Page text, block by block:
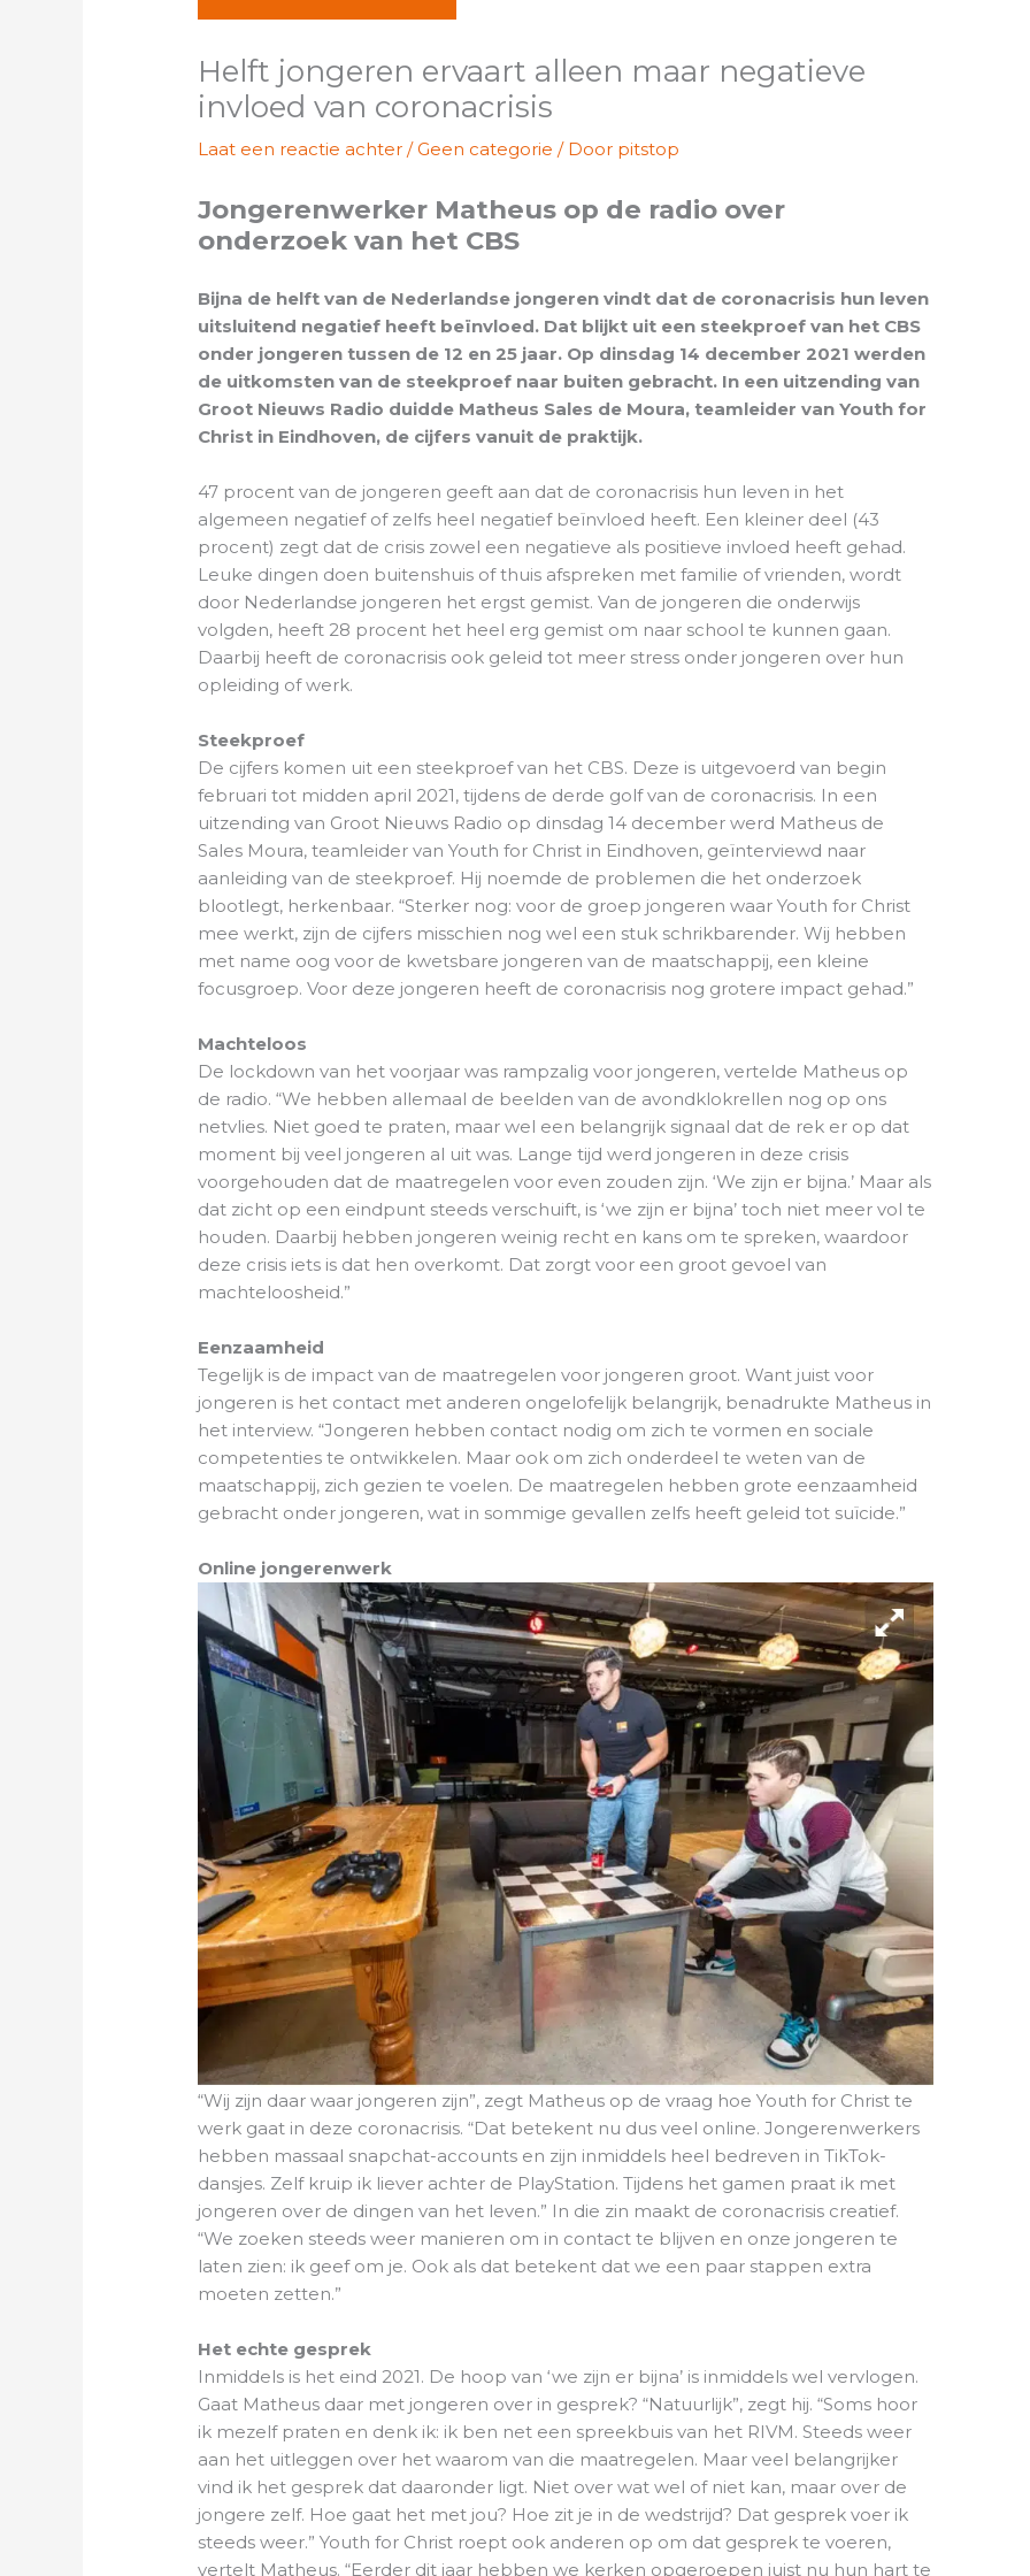
Helft jongeren ervaart alleen maar negatieve
invloed van coronacrisis
Laat een reactie achter /Geen categorie / Door pitstop
Jongerenwerker Matheus op de radio over
onderzoek van het CBS
Bijna de helft van de Nederlandse jongeren vindt dat de coronacrisis hun leven
uitsluitend negatief heeft beïnvloed. Dat blijkt uit een steekproef van het CBS
onder jongeren tussen de 12 en 25 jaar. Op dinsdag 14 december 2021 werden
de uitkomsten van de steekproef naar buiten gebracht. In een uitzending van
Groot Nieuws Radio duidde Matheus Sales de Moura, teamleider van Youth for
Christ in Eindhoven, de cijfers vanuit de praktijk.
47 procent van de jongeren geeft aan dat de coronacrisis hun leven in het
algemeen negatief of zelfs heel negatief beïnvloed heeft. Een kleiner deel (43
procent) zegt dat de crisis zowel een negatieve als positieve invloed heeft gehad.
Leuke dingen doen buitenshuis of thuis afspreken met familie of vrienden, wordt
door Nederlandse jongeren het ergst gemist. Van de jongeren die onderwijs
volgden, heeft 28 procent het heel erg gemist om naar school te kunnen gaan.
Daarbij heeft de coronacrisis ook geleid tot meer stress onder jongeren over hun
opleiding of werk.
Steekproef
De cijfers komen uit een steekproef van het CBS. Deze is uitgevoerd van begin
februari tot midden april 2021, tijdens de derde golf van de coronacrisis. In een
uitzending van Groot Nieuws Radio op dinsdag 14 december werd Matheus de
Sales Moura, teamleider van Youth for Christ in Eindhoven, geïnterviewd naar
aanleiding van de steekproef. Hij noemde de problemen die het onderzoek
blootlegt, herkenbaar. “Sterker nog: voor de groep jongeren waar Youth for Christ
mee werkt, zijn de cijfers misschien nog wel een stuk schrikbarender. Wij hebben
met name oog voor de kwetsbare jongeren van de maatschappij, een kleine
focusgroep. Voor deze jongeren heeft de coronacrisis nog grotere impact gehad.”
Machteloos
De lockdown van het voorjaar was rampzalig voor jongeren, vertelde Matheus op
de radio. “We hebben allemaal de beelden van de avondklokrellen nog op ons
netvlies. Niet goed te praten, maar wel een belangrijk signaal dat de rek er op dat
moment bij veel jongeren al uit was. Lange tijd werd jongeren in deze crisis
voorgehouden dat de maatregelen voor even zouden zijn. ‘We zijn er bijna.’ Maar als
dat zicht op een eindpunt steeds verschuift, is ‘we zijn er bijna’ toch niet meer vol te
houden. Daarbij hebben jongeren weinig recht en kans om te spreken, waardoor
deze crisis iets is dat hen overkomt. Dat zorgt voor een groot gevoel van
machteloosheid.”
Eenzaamheid
Tegelijk is de impact van de maatregelen voor jongeren groot. Want juist voor
jongeren is het contact met anderen ongelofelijk belangrijk, benadrukte Matheus in
het interview. “Jongeren hebben contact nodig om zich te vormen en sociale
competenties te ontwikkelen. Maar ook om zich onderdeel te weten van de
maatschappij, zich gezien te voelen. De maatregelen hebben grote eenzaamheid
gebracht onder jongeren, wat in sommige gevallen zelfs heeft geleid tot suïcide.”
Online jongerenwerk
“Wij zijn daar waar jongeren zijn”, zegt Matheus op de vraag hoe Youth for Christ te
werk gaat in deze coronacrisis. “Dat betekent nu dus veel online. Jongerenwerkers
hebben massaal snapchat-accounts en zijn inmiddels heel bedreven in TikTok-
dansjes. Zelf kruip ik liever achter de PlayStation. Tijdens het gamen praat ik met
jongeren over de dingen van het leven.” In die zin maakt de coronacrisis creatief.
“We zoeken steeds weer manieren om in contact te blijven en onze jongeren te
laten zien: ik geef om je. Ook als dat betekent dat we een paar stappen extra
moeten zetten.”
Het echte gesprek
Inmiddels is het eind 2021. De hoop van ‘we zijn er bijna’ is inmiddels wel vervlogen.
Gaat Matheus daar met jongeren over in gesprek? “Natuurlijk”, zegt hij. “Soms hoor
ik mezelf praten en denk ik: ik ben net een spreekbuis van het RIVM. Steeds weer
aan het uitleggen over het waarom van die maatregelen. Maar veel belangrijker
vind ik het gesprek dat daaronder ligt. Niet over wat wel of niet kan, maar over de
jongere zelf. Hoe gaat het met jou? Hoe zit je in de wedstrijd? Dat gesprek voer ik
steeds weer.” Youth for Christ roept ook anderen op om dat gesprek te voeren,
vertelt Matheus. “Eerder dit jaar hebben we kerken opgeroepen juist nu hun hart te